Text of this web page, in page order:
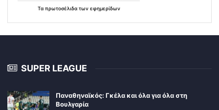
Τα πρωτοσέλιδα των εφημερίδων
SUPER LEAGUE
Παναθηναϊκός: Γκέλα και όλα για όλα στη
Βουλγαρία